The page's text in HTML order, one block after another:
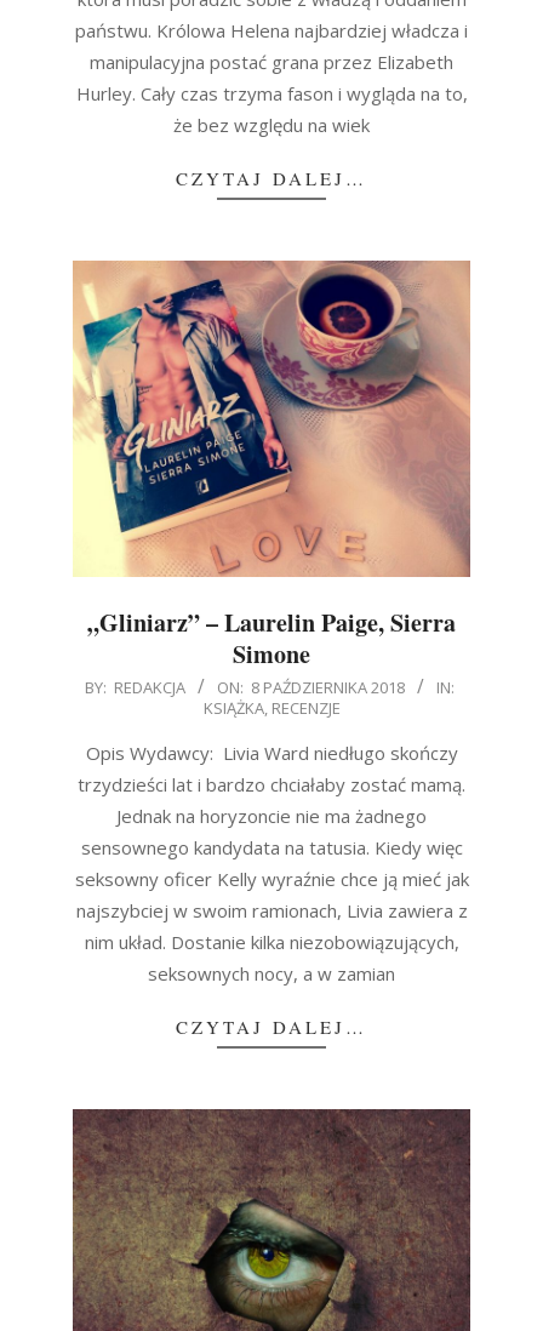
państwu. Królowa Helena najbardziej władcza i
manipulacyjna postać grana przez Elizabeth
Hurley. Cały czas trzyma fason i wygląda na to,
że bez względu na wiek
CZYTAJ DALEJ…
„Gliniarz” – Laurelin Paige, Sierra
Simone
2018-
08
BY: REDAKCJA ON: 8 PAŹDZIERNIKA 2018
IN:
KSIĄŻKA, RECENZJE
Opis Wydawcy: Livia Ward niedługo skończy
trzydzieści lat i bardzo chciałaby zostać mamą.
Jednak na horyzoncie nie ma żadnego
sensownego kandydata na tatusia. Kiedy więc
seksowny oficer Kelly wyraźnie chce ją mieć jak
najszybciej w swoim ramionach, Livia zawiera z
nim układ. Dostanie kilka niezobowiązujących,
seksownych nocy, a w zamian
CZYTAJ DALEJ…